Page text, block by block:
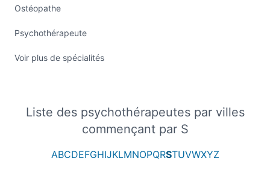
Ostéopathe
Psychothérapeute
Voir plus de spécialités
Liste des psychothérapeutes par villes
commençant par S
ABCDEFGHIJKLMNOPQRSTUVWXYZ